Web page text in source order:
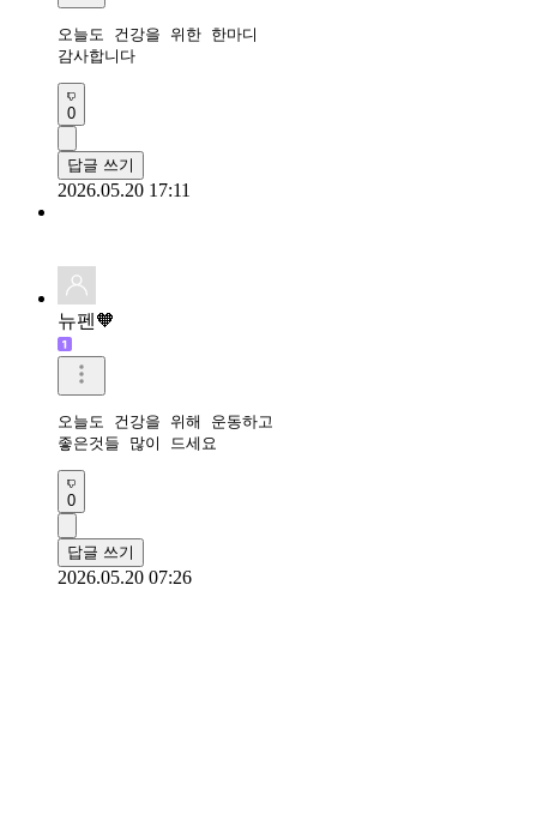
오늘도 건강을 위한 한마디
감사합니다
0
답글 쓰기
2026.05.20 17:11
뉴펜🧡
오늘도 건강을 위해 운동하고
좋은것들 많이 드세요
0
답글 쓰기
2026.05.20 07:26